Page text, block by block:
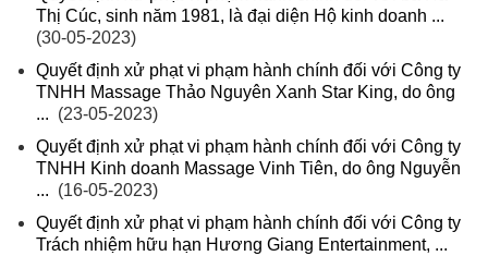
Thị Cúc, sinh năm 1981, là đại diện Hộ kinh doanh ...
(30-05-2023)
Quyết định xử phạt vi phạm hành chính đối với Công ty
TNHH Massage Thảo Nguyên Xanh Star King, do ông
... (23-05-2023)
Quyết định xử phạt vi phạm hành chính đối với Công ty
TNHH Kinh doanh Massage Vinh Tiên, do ông Nguyễn
... (16-05-2023)
Quyết định xử phạt vi phạm hành chính đối với Công ty
Trách nhiệm hữu hạn Hương Giang Entertainment, ...